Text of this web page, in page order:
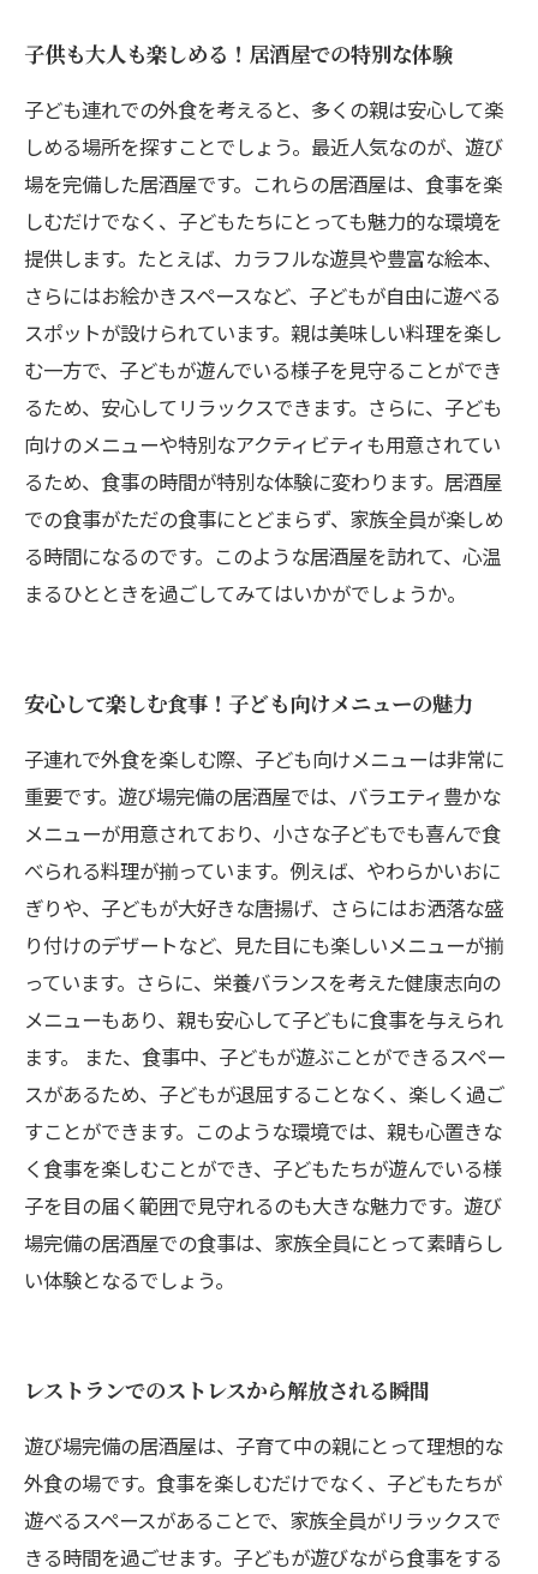
子供も大人も楽しめる！居酒屋での特別な体験
子ども連れでの外食を考えると、多くの親は安心して楽
しめる場所を探すことでしょう。最近人気なのが、遊び
場を完備した居酒屋です。これらの居酒屋は、食事を楽
しむだけでなく、子どもたちにとっても魅力的な環境を
提供します。たとえば、カラフルな遊具や豊富な絵本、
さらにはお絵かきスペースなど、子どもが自由に遊べる
スポットが設けられています。親は美味しい料理を楽し
む一方で、子どもが遊んでいる様子を見守ることができ
るため、安心してリラックスできます。さらに、子ども
向けのメニューや特別なアクティビティも用意されてい
るため、食事の時間が特別な体験に変わります。居酒屋
での食事がただの食事にとどまらず、家族全員が楽しめ
る時間になるのです。このような居酒屋を訪れて、心温
まるひとときを過ごしてみてはいかがでしょうか。
安心して楽しむ食事！子ども向けメニューの魅力
子連れで外食を楽しむ際、子ども向けメニューは非常に
重要です。遊び場完備の居酒屋では、バラエティ豊かな
メニューが用意されており、小さな子どもでも喜んで食
べられる料理が揃っています。例えば、やわらかいおに
ぎりや、子どもが大好きな唐揚げ、さらにはお洒落な盛
り付けのデザートなど、見た目にも楽しいメニューが揃
っています。さらに、栄養バランスを考えた健康志向の
メニューもあり、親も安心して子どもに食事を与えられ
ます。 また、食事中、子どもが遊ぶことができるスペー
スがあるため、子どもが退屈することなく、楽しく過ご
すことができます。このような環境では、親も心置きな
く食事を楽しむことができ、子どもたちが遊んでいる様
子を目の届く範囲で見守れるのも大きな魅力です。遊び
場完備の居酒屋での食事は、家族全員にとって素晴らし
い体験となるでしょう。
レストランでのストレスから解放される瞬間
遊び場完備の居酒屋は、子育て中の親にとって理想的な
外食の場です。食事を楽しむだけでなく、子どもたちが
遊べるスペースがあることで、家族全員がリラックスで
きる時間を過ごせます。子どもが遊びながら食事をする